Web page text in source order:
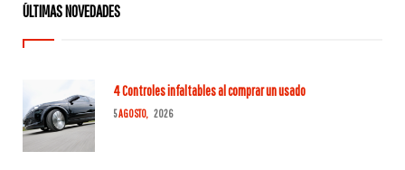
ÚLTIMAS NOVEDADES
4 Controles infaltables al comprar un usado
5AGOSTO, 2026